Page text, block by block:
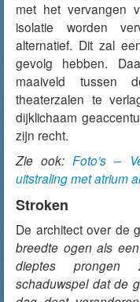
met het vervangen
isolatie worden
alternatief. Dit zal
gevolg hebben.
maaiveld tussen
theaterzalen te
dijklichaam
zijn recht.
Zie ook: Foto’s –
uitstraling met atrium
Stroken
De architect over de
breedte ogen als
dieptes prongen
schaduwspel dat de